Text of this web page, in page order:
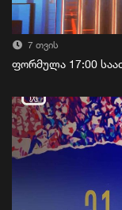
7 თვის
ფორმულა 17:00